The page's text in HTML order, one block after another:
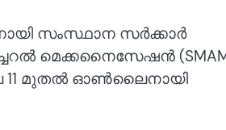
സംസ്ഥാന സർക്കാർ
മെക്കനൈസേഷൻ
11 മുതൽ ഓൺലൈനായി